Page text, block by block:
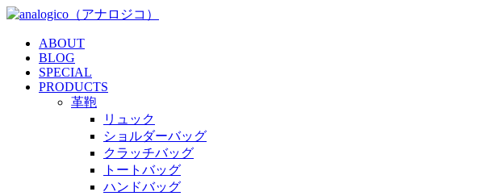
ABOUT
BLOG
SPECIAL
PRODUCTS
革鞄
リュック
ショルダーバッグ
クラッチバッグ
トートバッグ
ハンドバッグ